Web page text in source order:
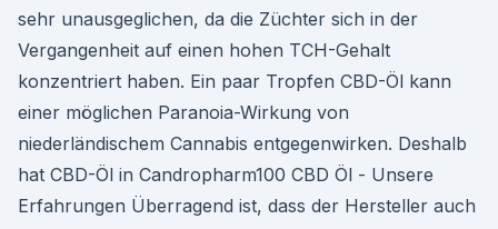
sehr unausgeglichen, da die Züchter sich in der
Vergangenheit auf einen hohen TCH-Gehalt
konzentriert haben. Ein paar Tropfen CBD-Öl kann
einer möglichen Paranoia-Wirkung von
niederländischem Cannabis entgegenwirken. Deshalb
hat CBD-Öl in Candropharm100 CBD Öl - Unsere
Erfahrungen Überragend ist, dass der Hersteller auch